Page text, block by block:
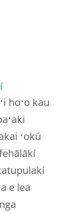
hoʻo kau
ʻokú
e lea